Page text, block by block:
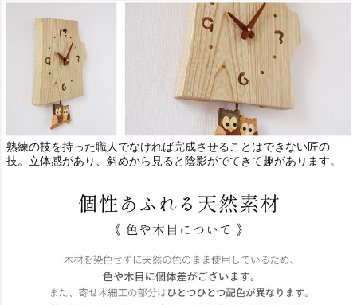
熟練の技を持った職人でなければ完成させることはできない匠の
技。立体感があり、斜めから見ると陰影がでてきて趣があります。